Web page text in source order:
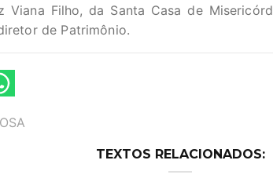
Viana Filho, da Santa Casa de
de Patrimônio.
TEXTOS RELACIONADOS: